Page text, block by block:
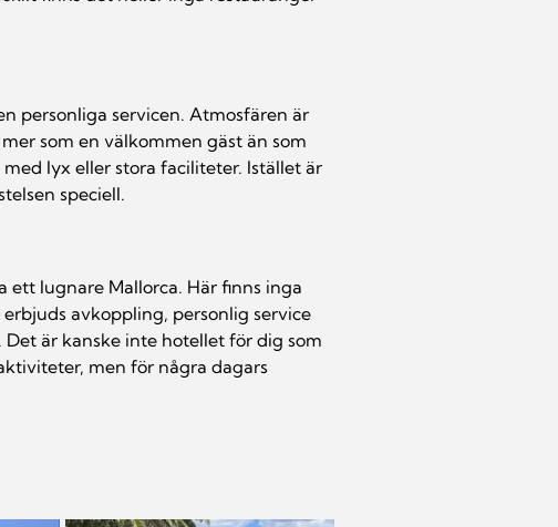
personliga servicen. Atmosfären är
som en välkommen gäst än som
lyx eller stora faciliteter. Istället är
speciell.
ett lugnare Mallorca. Här finns inga
avkoppling, personlig service
är kanske inte hotellet för dig som
men för några dagars